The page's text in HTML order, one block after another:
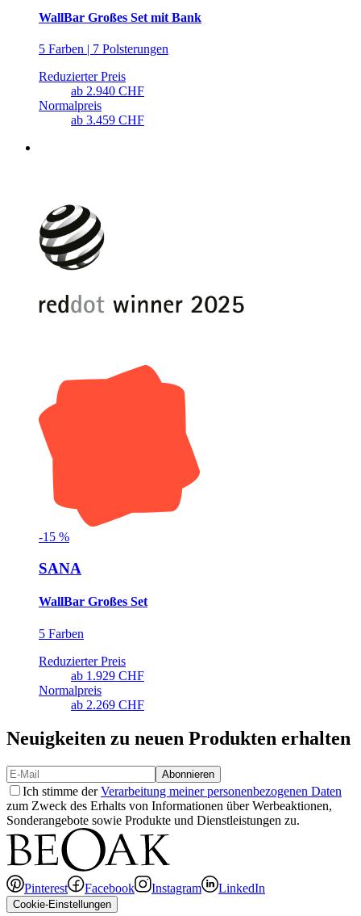
WallBar Großes Set mit Bank
5 Farben | 7 Polsterungen
Reduzierter Preis
ab 2.940 CHF
Normalpreis
ab 3.459 CHF
-15 %
SANA
WallBar Großes Set
5 Farben
Reduzierter Preis
ab 1.929 CHF
Normalpreis
ab 2.269 CHF
Neuigkeiten zu neuen Produkten erhalten
Abonnieren
Ich stimme derVerarbeitung meiner personenbezogenen Daten
zum Zweck des Erhalts von Informationen über Werbeaktionen,
Sonderangebote sowie Produkte und Dienstleistungen zu.
Pinterest Facebook Instagram LinkedIn
Cookie-Einstellungen